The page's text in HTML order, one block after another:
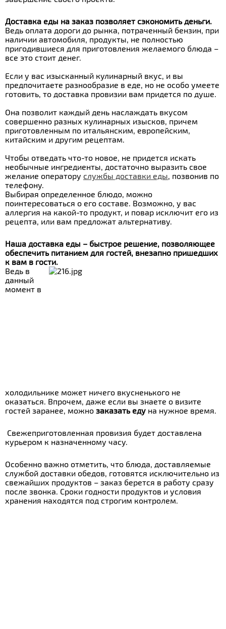
Доставка еды на заказ позволяет сэкономить деньги.
Ведь оплата дороги до рынка, потраченный бензин, при
наличии автомобиля, продукты, не полностью
пригодившиеся для приготовления желаемого блюда –
все это стоит денег.
Если у вас изысканный кулинарный вкус, и вы
предпочитаете разнообразие в еде, но не особо умеете
готовить, то доставка провизии вам придется по душе.
Она позволит каждый день наслаждать вкусом
совершенно разных кулинарных изысков, причем
приготовленным по итальянским, европейским,
китайским и другим рецептам.
Чтобы отведать что-то новое, не придется искать
необычные ингредиенты, достаточно выразить свое
желание оператору службы доставки еды , позвонив по
телефону.
Выбирая определенное блюдо, можно
поинтересоваться о его составе. Возможно, у вас
аллергия на какой-то продукт, и повар исключит его из
рецепта, или вам предложат альтернативу.
Наша доставка еды – быстрое решение, позволяющее
обеспечить питанием для гостей, внезапно пришедших
к вам в гости.
Ведь в
данный
момент в
холодильнике может ничего вкусненького не
оказаться. Впрочем, даже если вы знаете о визите
гостей заранее, можно заказать еду на нужное время.
Свежеприготовленная провизия будет доставлена
курьером к назначенному часу.
Особенно важно отметить, что блюда, доставляемые
службой доставки обедов, готовятся исключительно из
свежайших продуктов – заказ берется в работу сразу
после звонка. Сроки годности продуктов и условия
хранения находятся под строгим контролем.